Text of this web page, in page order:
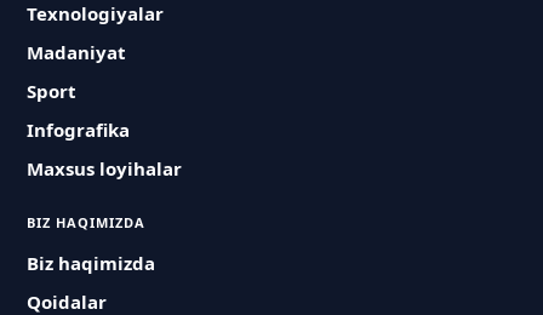
Texnologiyalar
Madaniyat
Sport
Infografika
Maxsus loyihalar
BIZ HAQIMIZDA
Biz haqimizda
Qoidalar